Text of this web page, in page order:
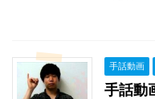
手話動画
手話動